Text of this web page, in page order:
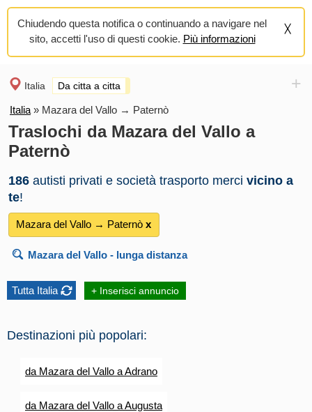
Chiudendo questa notifica o continuando a navigare nel
sito, accetti l'uso di questi cookie. Più informazioni
Italia Da citta a citta +
Italia » Mazara del Vallo → Paternò
Traslochi da Mazara del Vallo a
Paternò
186 autisti privati e società trasporto merci vicino a
te!
Mazara del Vallo → Paternò х
Mazara del Vallo - lunga distanza
Tutta Italia + Inserisci annuncio
Destinazioni più popolari:
da Mazara del Vallo a Adrano
da Mazara del Vallo a Augusta